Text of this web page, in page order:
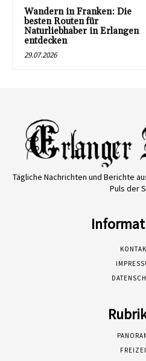
Wandern in Franken: Die
besten Routen für
Naturliebhaber in Erlangen
entdecken
29.07.2026
Tägliche Nachrichten und Berichte
Puls der